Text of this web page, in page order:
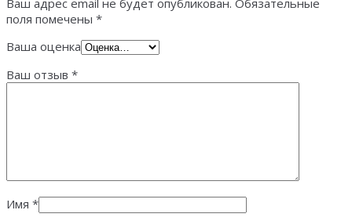
Ваш адрес email не будет опубликован. Обязательные
поля помечены *
Ваша оценка
Ваш отзыв *
Имя *